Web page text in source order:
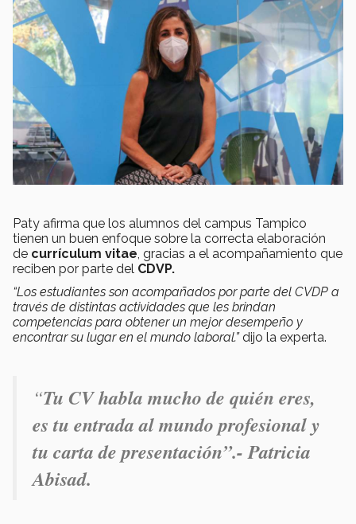
Paty afirma que los alumnos del campus Tampico
tienen un buen enfoque sobre la correcta elaboración
de currículum vitae, gracias a el acompañamiento que
reciben por parte del CDVP.
“Los estudiantes son acompañados por parte del CVDP a
través de distintas actividades que les brindan
competencias para obtener un mejor desempeño y
encontrar su lugar en el mundo laboral.”dijo la experta.
“Tu CV habla mucho de quién eres,
es tu entrada al mundo profesional y
tu carta de presentación”.- Patricia
Abisad.